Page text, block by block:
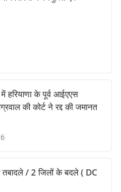
हरियाणा के पूर्व आईएएस
की कोर्ट ने रद्द की जमानत
तबादले / 2 जिलों के बदले ( DC